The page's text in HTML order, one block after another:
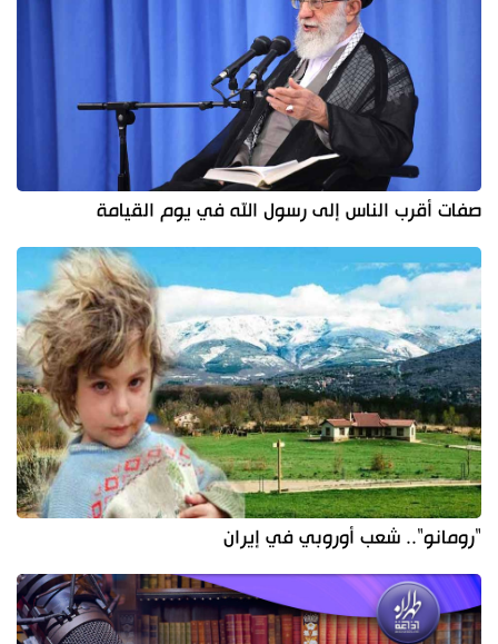
صفات أقرب الناس إلى رسول الله في يوم القيامة
"رومانو".. شعب أوروبي في إيران